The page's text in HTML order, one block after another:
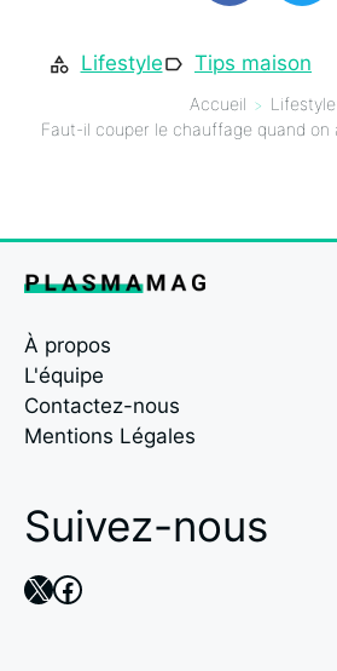
Lifestyle Tips maison
Accueil
Lifestyle
À propos
L'équipe
Contactez-nous
Mentions Légales
Suivez-nous
X Facebook